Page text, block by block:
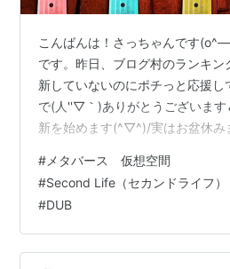
こんばんは！さっちゃんです
です。昨日、ブログ村のランキン
新していないのにポチっと応援し
で(人''▽｀)ありがとうございます
新を始めます(^▽^)/実はお盆休み
ていければなぁと思っております
せしたいことが３つほど。勿体ぶ
ずつ記事をアップしていきます(
らせ★私さっちゃんは、この度
天のマネージャーに就任しました
# メタバース 仮想空間
#Second Life（セカンドライフ）
#DUB